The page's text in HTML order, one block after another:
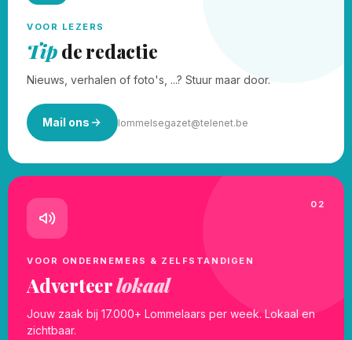
VOOR LEZERS
Tipde redactie
Nieuws, verhalen of foto's, ...? Stuur maar door.
Mail ons lommelsegazet@telenet.be
02
VOOR ONDERNEMERS & ZELFSTANDIGEN
Adverteerlokaal
Jouw zaak bij 17.000+ Lommelaars per week. Lokaal en
zichtbaar.